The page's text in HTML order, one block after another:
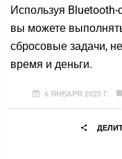
Используя Bluetooth-
вы можете
сбросовые задачи,
время и деньги.
6 ЯНВАРЯ 2025 Г.